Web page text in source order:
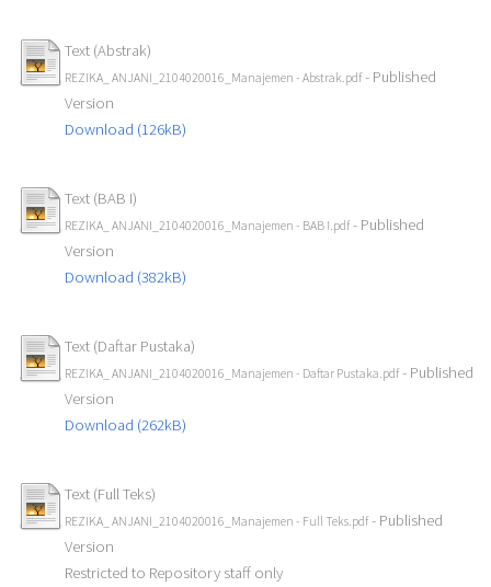
Text (Abstrak)
REZIKA_ ANJANI_2104020016_Manajemen - Abstrak.pdf- Published
Version
Download (126kB)
Text (BAB I)
REZIKA_ ANJANI_2104020016_Manajemen - BAB I.pdf- Published
Version
Download (382kB)
Text (Daftar Pustaka)
REZIKA_ ANJANI_2104020016_Manajemen - Daftar Pustaka.pdf- Published
Version
Download (262kB)
Text (Full Teks)
REZIKA_ ANJANI_2104020016_Manajemen - Full Teks.pdf- Published
Version
Restricted to Repository staff only